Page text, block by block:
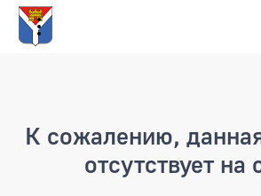
К сожалению,
отсутствует на